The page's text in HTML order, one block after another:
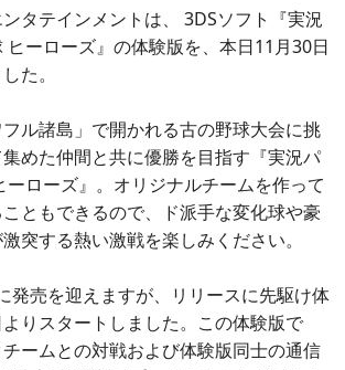
タテインメントは、 3DSソフト『実況
ヒーローズ』の体験版を、本日11月30日
た。
ル諸島」で開かれる古の野球大会に挑
めた仲間と共に優勝を目指す『実況パ
ーローズ』。オリジナルチームを作って
ともできるので、ド派手な変化球や豪
突する熱い激戦を楽しみください。
発売を迎えますが、リリースに先駆け体
りスタートしました。この体験版で
ームとの対戦および体験版同士の通信